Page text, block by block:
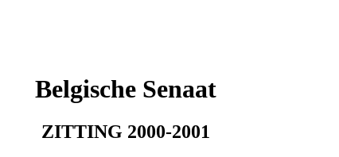
Belgische Senaat
ZITTING 2000-2001